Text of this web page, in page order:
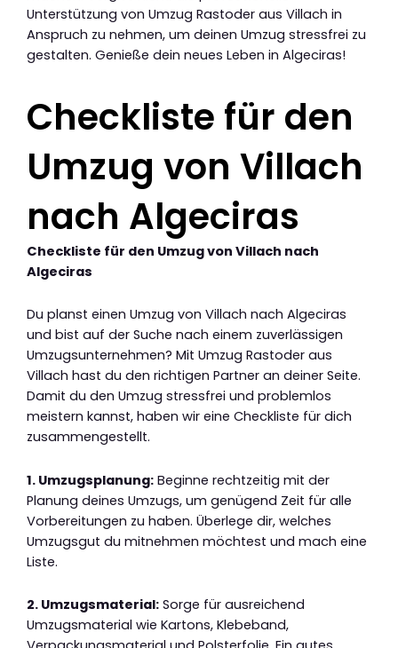
Unterstützung von Umzug Rastoder aus Villach in
Anspruch zu nehmen, um deinen Umzug stressfrei zu
gestalten. Genieße dein neues Leben in Algeciras!
Checkliste für den
Umzug von Villach
nach Algeciras
Checkliste für den Umzug von Villach nach
Algeciras
Du planst einen Umzug von Villach nach Algeciras
und bist auf der Suche nach einem zuverlässigen
Umzugsunternehmen? Mit Umzug Rastoder aus
Villach hast du den richtigen Partner an deiner Seite.
Damit du den Umzug stressfrei und problemlos
meistern kannst, haben wir eine Checkliste für dich
zusammengestellt.
1. Umzugsplanung: Beginne rechtzeitig mit der
Planung deines Umzugs, um genügend Zeit für alle
Vorbereitungen zu haben. Überlege dir, welches
Umzugsgut du mitnehmen möchtest und mach eine
Liste.
2. Umzugsmaterial: Sorge für ausreichend
Umzugsmaterial wie Kartons, Klebeband,